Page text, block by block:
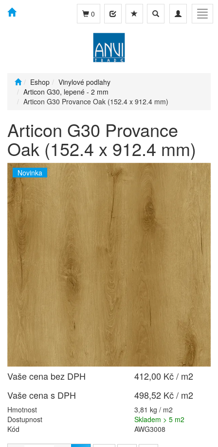
Toggle
navigation
Toggle
search
0
Eshop
Vinylové podlahy
Articon G30, lepené - 2 mm
Articon G30 Provance Oak (152.4 x 912.4 mm)
Articon G30 Provance
Oak (152.4 x 912.4 mm)
Novinka
Vaše cena bez DPH
412,00 Kč / m2
Vaše cena s DPH
498,52 Kč / m2
Hmotnost
3,81 kg / m2
Dostupnost
Skladem > 5 m2
Kód
AWG3008